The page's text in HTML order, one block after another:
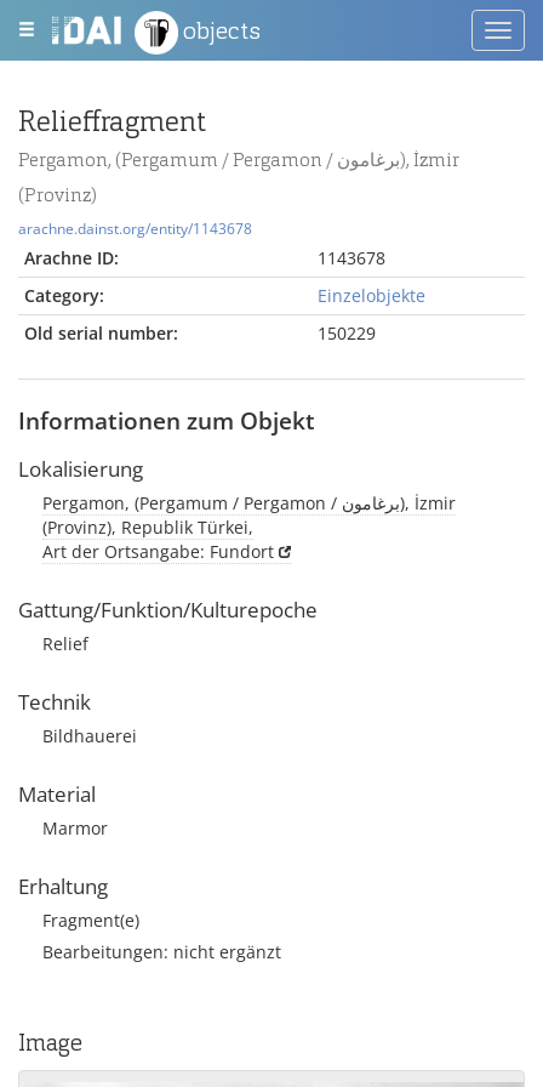
objects
Relieffragment
Pergamon, (Pergamum / Pergamon / برغامون), İzmir
(Provinz)
arachne.dainst.org/entity/1143678
Arachne ID:
1143678
Category:
Einzelobjekte
Old serial number:
150229
Informationen zum Objekt
Lokalisierung
Pergamon, (Pergamum / Pergamon / برغامون), İzmir
(Provinz), Republik Türkei,
Art der Ortsangabe: Fundort
Gattung/Funktion/Kulturepoche
Relief
Technik
Bildhauerei
Material
Marmor
Erhaltung
Fragment(e)
Bearbeitungen: nicht ergänzt
Image